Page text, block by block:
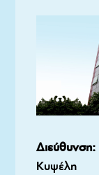
Διεύθυνση:
Κυψέλη